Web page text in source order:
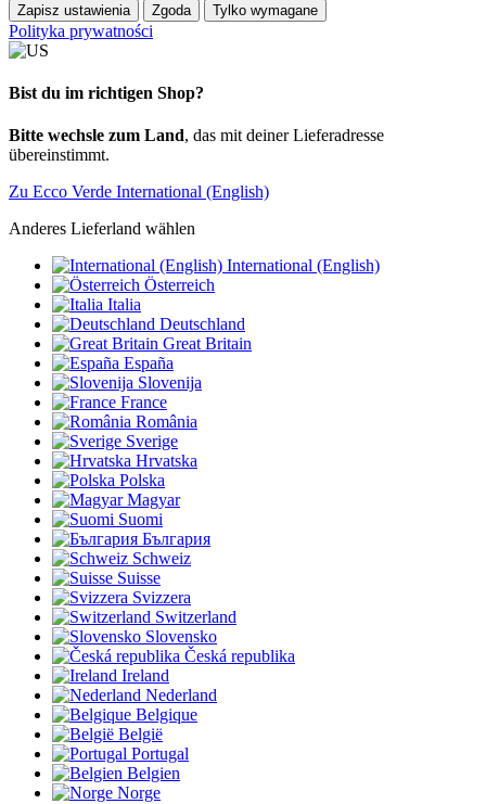
Zapisz ustawienia Zgoda Tylko wymagane
Polityka prywatności
Bist du im richtigen Shop?
Bitte wechsle zum Land, das mit deiner Lieferadresse
übereinstimmt.
Zu Ecco Verde International (English)
Anderes Lieferland wählen
International (English)
Österreich
Italia
Deutschland
Great Britain
España
Slovenija
France
România
Sverige
Hrvatska
Polska
Magyar
Suomi
България
Schweiz
Suisse
Svizzera
Switzerland
Slovensko
Česká republika
Ireland
Nederland
Belgique
België
Portugal
Belgien
Norge